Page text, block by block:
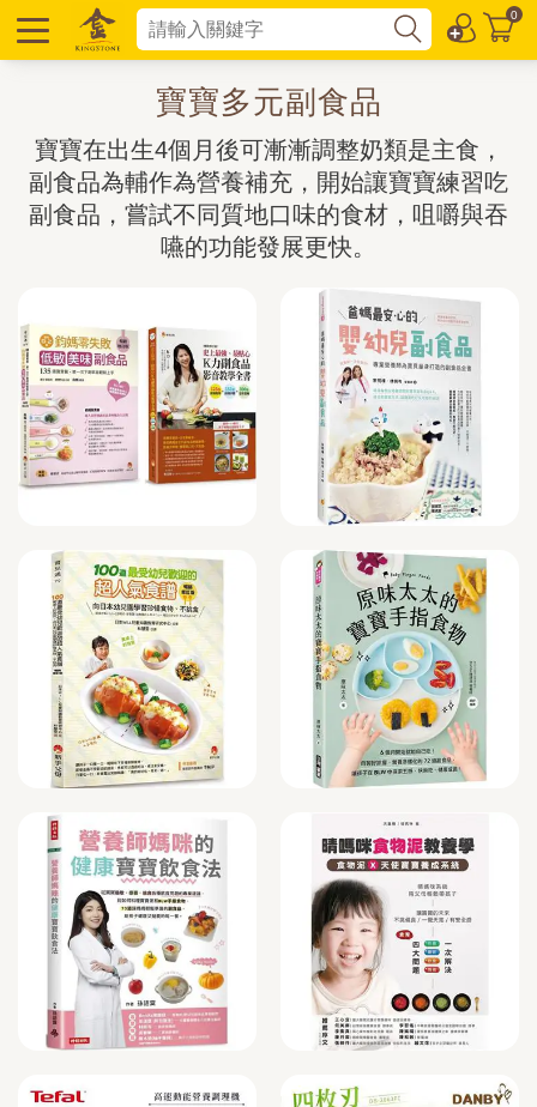
0
寶寶多元副食品
寶寶在出生4個月後可漸漸調整奶類是主食，
副食品為輔作為營養補充，開始讓寶寶練習吃
副食品，嘗試不同質地口味的食材，咀嚼與吞
嚥的功能發展更快。